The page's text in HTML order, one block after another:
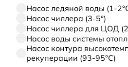
Насос ледяной воды (1-
Насос чиллера (3-5°)
Насос чиллера для ЦОД
Насос воды системы
Насос контура
рекуперации (93-95°С)